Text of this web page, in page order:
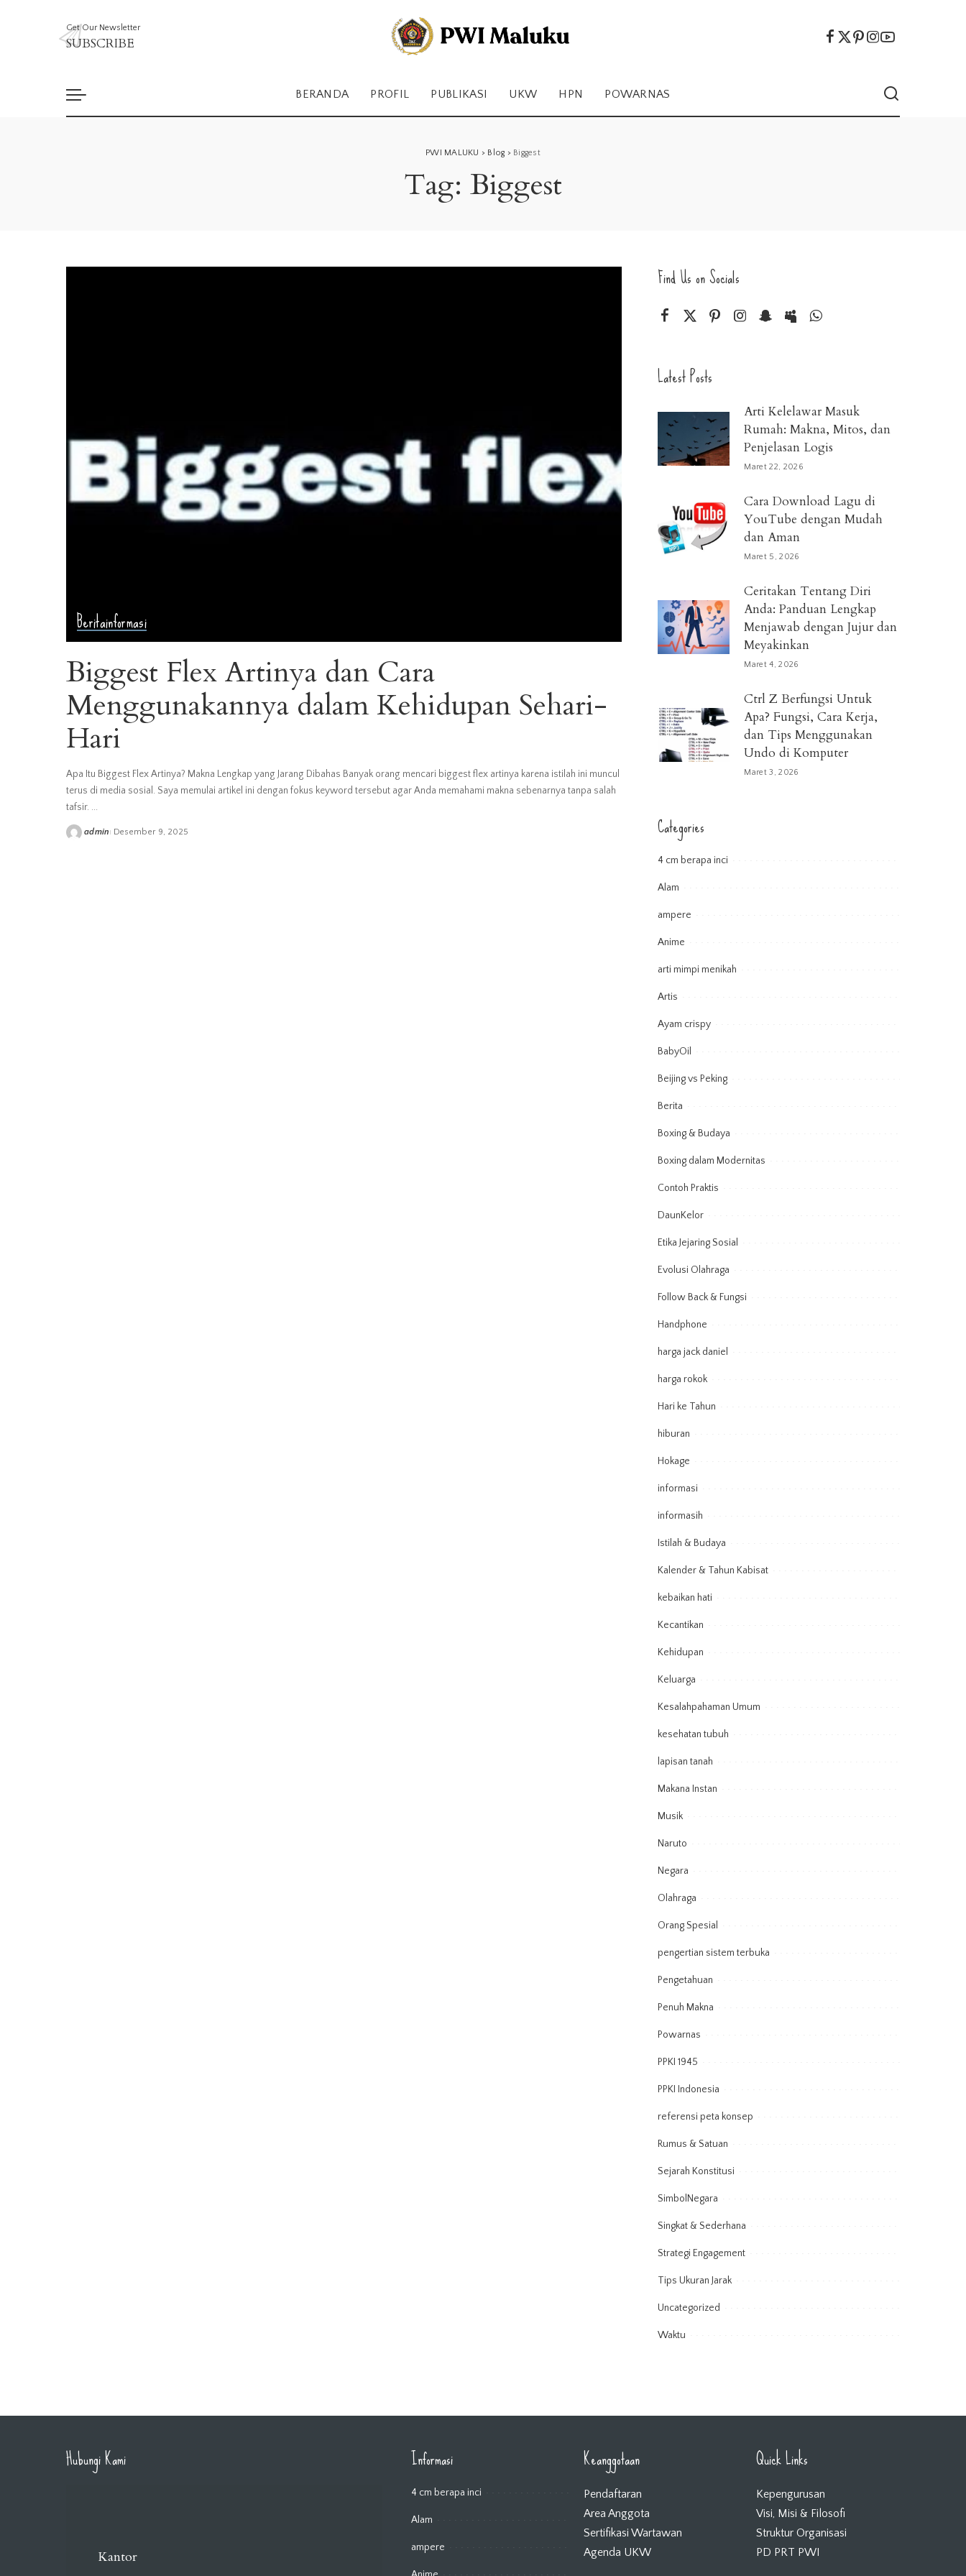
Get Our Newsletter
SUBSCRIBE
BERANDA PROFIL PUBLIKASI UKW HPN POWARNAS
PWI MALUKU > Blog > Biggest
Tag: Biggest
Beritainformasi
Biggest Flex Artinya dan Cara
Menggunakannya dalam Kehidupan Sehari-
Hari
Apa Itu Biggest Flex Artinya? Makna Lengkap yang Jarang Dibahas Banyak orang mencari biggest flex artinya karena istilah ini muncul
terus di media sosial. Saya memulai artikel ini dengan fokus keyword tersebut agar Anda memahami makna sebenarnya tanpa salah
tafsir. ...
Posted
admin Desember 9, 2025
Find Us on Socials
Latest Posts
Arti Kelelawar Masuk
Rumah: Makna, Mitos, dan
Penjelasan Logis
Maret 22, 2026
Cara Download Lagu di
YouTube dengan Mudah
dan Aman
Maret 5, 2026
Ceritakan Tentang Diri
Anda: Panduan Lengkap
Menjawab dengan Jujur dan
Meyakinkan
Maret 4, 2026
Ctrl Z Berfungsi Untuk
Apa? Fungsi, Cara Kerja,
dan Tips Menggunakan
Undo di Komputer
Maret 3, 2026
Categories
4 cm berapa inci
Alam
ampere
Anime
arti mimpi menikah
Artis
Ayam crispy
BabyOil
Beijing vs Peking
Berita
Boxing & Budaya
Boxing dalam Modernitas
Contoh Praktis
DaunKelor
Etika Jejaring Sosial
Evolusi Olahraga
Follow Back & Fungsi
Handphone
harga jack daniel
harga rokok
Hari ke Tahun
hiburan
Hokage
informasi
informasih
Istilah & Budaya
Kalender & Tahun Kabisat
kebaikan hati
Kecantikan
Kehidupan
Keluarga
Kesalahpahaman Umum
kesehatan tubuh
lapisan tanah
Makana Instan
Musik
Naruto
Negara
Olahraga
Orang Spesial
pengertian sistem terbuka
Pengetahuan
Penuh Makna
Powarnas
PPKI 1945
PPKI Indonesia
referensi peta konsep
Rumus & Satuan
Sejarah Konstitusi
SimbolNegara
Singkat & Sederhana
Strategi Engagement
Tips Ukuran Jarak
Uncategorized
Waktu
Hubungi Kami
Kantor
Informasi
4 cm berapa inci
Alam
ampere
Keanggotaan
Pendaftaran
Area Anggota
Sertifikasi Wartawan
Agenda UKW
Quick Links
Kepengurusan
Visi, Misi & Filosofi
Struktur Organisasi
PD PRT PWI